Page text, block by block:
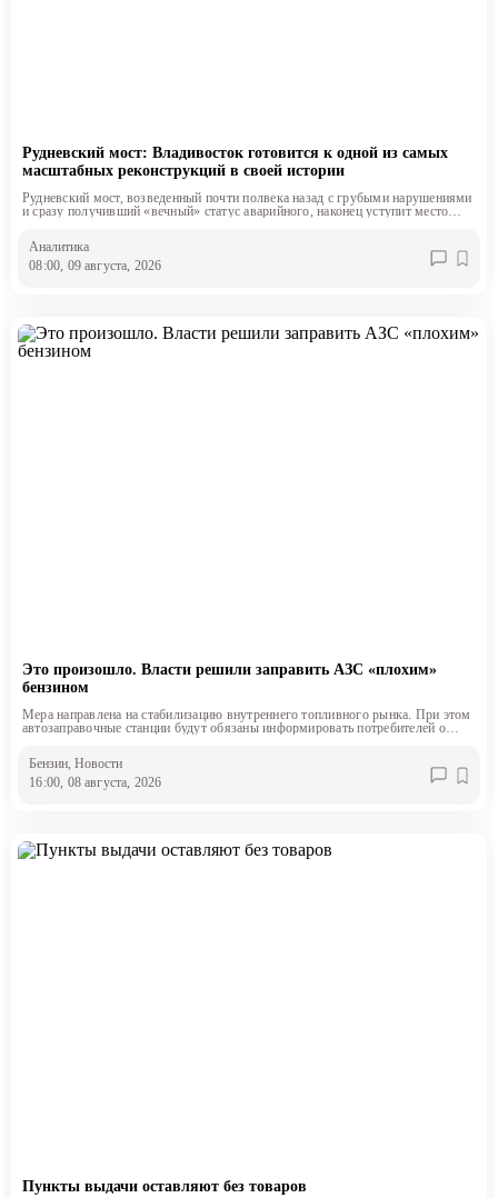
Рудневский мост: Владивосток готовится к одной из самых
масштабных реконструкций в своей истории
Рудневский мост, возведенный почти полвека назад с грубыми нарушениями
и сразу получивший «вечный» статус аварийного, наконец уступит место
Аналитика
08:00, 09 августа, 2026
Это произошло. Власти решили заправить АЗС «плохим»
бензином
Мера направлена на стабилизацию внутреннего топливного рынка. При этом
автозаправочные станции будут обязаны информировать потребителей о
Бензин , Новости
16:00, 08 августа, 2026
Пункты выдачи оставляют без товаров